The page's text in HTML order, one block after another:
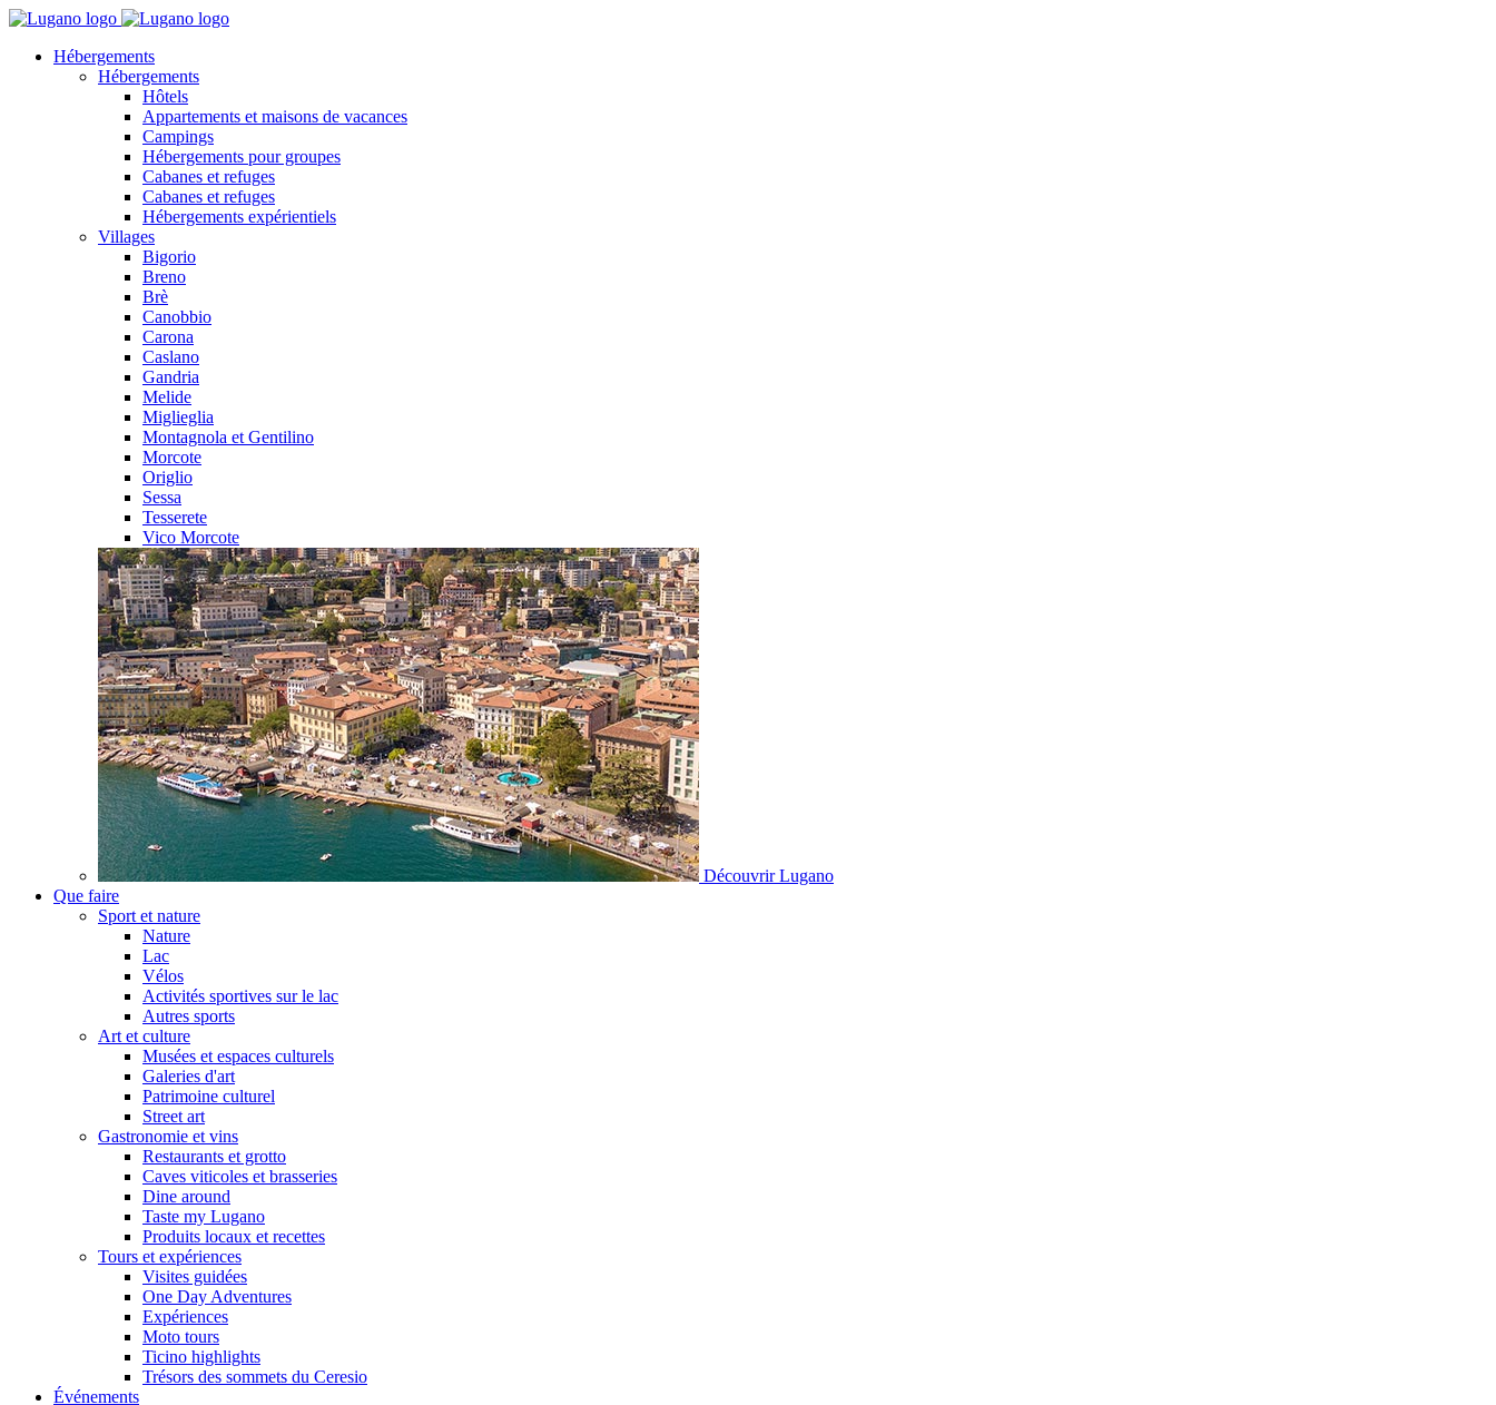
Hébergements
Hébergements
Hôtels
Appartements et maisons de vacances
Campings
Hébergements pour groupes
Cabanes et refuges
Cabanes et refuges
Hébergements expérientiels
Villages
Bigorio
Breno
Brè
Canobbio
Carona
Caslano
Gandria
Melide
Miglieglia
Montagnola et Gentilino
Morcote
Origlio
Sessa
Tesserete
Vico Morcote
Découvrir Lugano
Que faire
Sport et nature
Nature
Lac
Vélos
Activités sportives sur le lac
Autres sports
Art et culture
Musées et espaces culturels
Galeries d'art
Patrimoine culturel
Street art
Gastronomie et vins
Restaurants et grotto
Caves viticoles et brasseries
Dine around
Taste my Lugano
Produits locaux et recettes
Tours et expériences
Visites guidées
One Day Adventures
Expériences
Moto tours
Ticino highlights
Trésors des sommets du Ceresio
Événements